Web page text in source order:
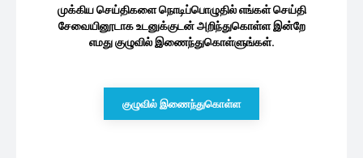
முக்கிய செய்திகளை நொடிப்பொழுதில் எங்கள் செய்தி
சேவையினூடாக உடனுக்குடன் அறிந்துகொள்ள இன்றே
எமது குழுவில் இணைந்துகொள்ளுங்கள்.
குழுவில் இணைந்துகொள்ள